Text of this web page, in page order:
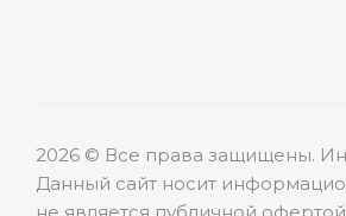
2026 © Все права защищены.
Данный сайт носит